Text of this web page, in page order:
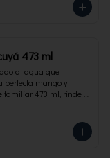
473 ml
al agua que
perfecta mango y
familiar 473 ml, rinde 4